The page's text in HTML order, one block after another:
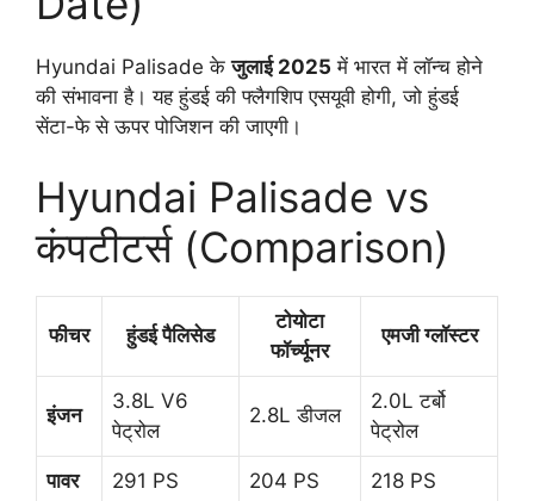
Hyundai Palisade केजुलाई 2025 में भारत में लॉन्च होने
की संभावना है। यह हुंडई की फ्लैगशिप एसयूवी होगी, जो हुंडई
सेंटा-फे से ऊपर पोजिशन की जाएगी।
Hyundai Palisade vs
कंपटीटर्स (Comparison)
फीचर हुंडई पैलिसेड
टोयोटा
फॉर्च्यूनर
एमजी ग्लॉस्टर
इंजन
3.8L V6
पेट्रोल
2.8L डीजल
2.0L टर्बो
पेट्रोल
पावर 291 PS 204 PS 218 PS